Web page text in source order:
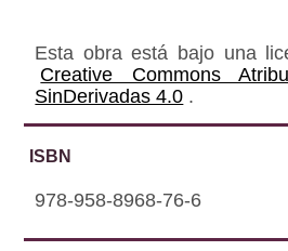
Esta obra está bajo una
Creative Commons
SinDerivadas 4.0 .
ISBN
978-958-8968-76-6